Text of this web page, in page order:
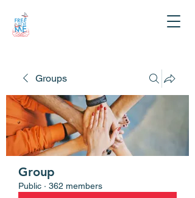
Groups
Group
Public · 362 members